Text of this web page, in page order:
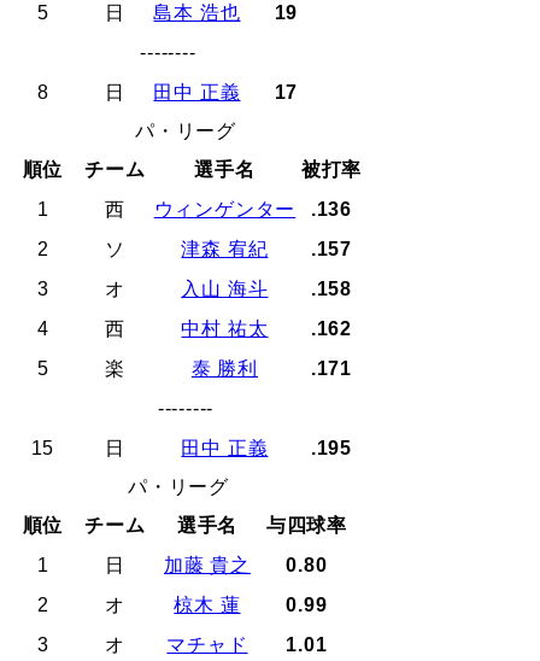
5
日 島本 浩也
19
--------
8
日 田中 正義
17
パ・リーグ
順位
チーム 選手名
被打率
1
西 ウィンゲンター
.136
2
ソ 津森 宥紀
.157
3
オ 入山 海斗
.158
4
西 中村 祐太
.162
5
楽 泰 勝利
.171
--------
15
日 田中 正義
.195
パ・リーグ
順位
チーム 選手名
与四球率
1
日 加藤 貴之
0.80
2
オ 椋木 蓮
0.99
3
オ マチャド
1.01